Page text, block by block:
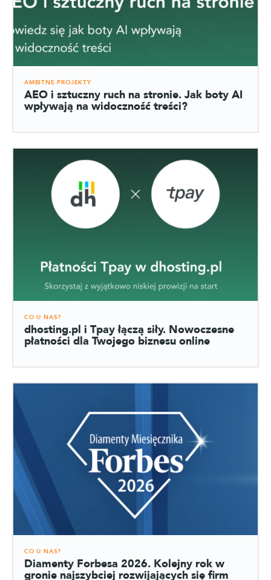
AMBITNE PROJEKTY
AEO i sztuczny ruch na stronie. Jak boty AI
wpływają na widoczność treści?
CO U NAS?
dhosting.pl i Tpay łączą siły. Nowoczesne
płatności dla Twojego biznesu online
CO U NAS?
Diamenty Forbesa 2026. Kolejny rok w
gronie najszybciej rozwijających się firm